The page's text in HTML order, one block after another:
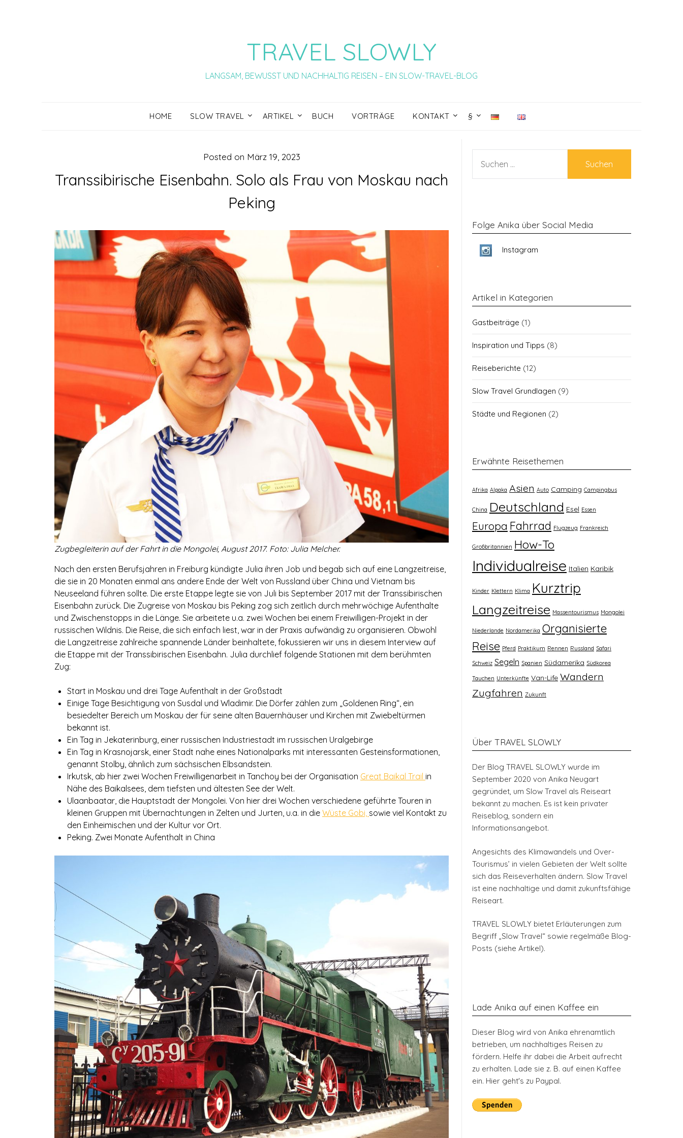
TRAVEL SLOWLY
LANGSAM, BEWUSST UND NACHHALTIG REISEN – EIN SLOW-TRAVEL-BLOG
HOME SLOW TRAVEL ARTIKEL BUCH VORTRÄGE KONTAKT §
Transsibirische Eisenbahn. Solo als Frau von Moskau nach
Peking
Posted on März 19, 2023
Zugbegleiterin auf der Fahrt in die Mongolei, August 2017. Foto: Julia Melcher.
Nach den ersten Berufsjahren in Freiburg kündigte Julia ihren Job und begab sich auf eine Langzeitreise,
die sie in 20 Monaten einmal ans andere Ende der Welt von Russland über China und Vietnam bis
Neuseeland führen sollte. Die erste Etappe legte sie von Juli bis September 2017 mit der Transsibirischen
Eisenbahn zurück. Die Zugreise von Moskau bis Peking zog sich zeitlich durch mehrwöchige Aufenthalte
und Zwischenstopps in die Länge. Sie arbeitete u.a. zwei Wochen bei einem Freiwilligen-Projekt in der
russischen Wildnis. Die Reise, die sich einfach liest, war in der Praxis aufwändig zu organisieren. Obwohl
die Langzeitreise zahlreiche spannende Länder beinhaltete, fokussieren wir uns in diesem Interview auf
die Etappe mit der Transsibirischen Eisenbahn. Julia durchlief folgende Stationen mit dem berühmten
Zug:
Start in Moskau und drei Tage Aufenthalt in der Großstadt
Einige Tage Besichtigung von Susdal und Wladimir. Die Dörfer zählen zum „Goldenen Ring“, ein
besiedelter Bereich um Moskau der für seine alten Bauernhäuser und Kirchen mit Zwiebeltürmen
bekannt ist.
Ein Tag in Jekaterinburg, einer russischen Industriestadt im russischen Uralgebirge
Ein Tag in Krasnojarsk, einer Stadt nahe eines Nationalparks mit interessanten Gesteinsformationen,
genannt Stolby, ähnlich zum sächsischen Elbsandstein.
Irkutsk, ab hier zwei Wochen Freiwilligenarbeit in Tanchoy bei der Organisation Great Baikal Trail in
Nähe des Baikalsees, dem tiefsten und ältesten See der Welt.
Ulaanbaatar, die Hauptstadt der Mongolei. Von hier drei Wochen verschiedene geführte Touren in
kleinen Gruppen mit Übernachtungen in Zelten und Jurten, u.a. in die Wüste Gobi, sowie viel Kontakt zu
den Einheimischen und der Kultur vor Ort.
Peking. Zwei Monate Aufenthalt in China
NACH:
Folge Anika über Social Media
Instagram
Artikel in Kategorien
Gastbeiträge (1)
Inspiration und Tipps (8)
Reiseberichte (12)
Slow Travel Grundlagen (9)
Städte und Regionen (2)
Erwähnte Reisethemen
Afrika Alpaka Asien Auto Camping Campingbus
China Deutschland Esel Essen
Europa Fahrrad Flugzeug Frankreich
Großbritannien How-To
Individualreise Italien Karibik
Kinder Klettern Klima Kurztrip
Langzeitreise Massentourismus Mongolei
Niederlande Nordamerika Organisierte
Reise Pferd Praktikum Rennen Russland Safari
Schweiz Segeln Spanien Südamerika Südkorea
Tauchen Unterkünfte Van-Life Wandern
Zugfahren Zukunft
Über TRAVEL SLOWLY
Der Blog TRAVEL SLOWLY wurde im
September 2020 von Anika Neugart
gegründet, um Slow Travel als Reiseart
bekannt zu machen. Es ist kein privater
Reiseblog, sondern ein
Informationsangebot.
Angesichts des Klimawandels und Over-
Tourismus’ in vielen Gebieten der Welt sollte
sich das Reiseverhalten ändern. Slow Travel
ist eine nachhaltige und damit zukunftsfähige
Reiseart.
TRAVEL SLOWLY bietet Erläuterungen zum
Begriff „Slow Travel“ sowie regelmäße Blog-
Posts (siehe Artikel).
Lade Anika auf einen Kaffee ein
Dieser Blog wird von Anika ehrenamtlich
betrieben, um nachhaltiges Reisen zu
fördern. Helfe ihr dabei die Arbeit aufrecht
zu erhalten. Lade sie z. B. auf einen Kaffee
ein. Hier geht's zu Paypal.